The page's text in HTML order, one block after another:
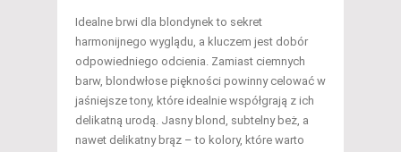
Idealne brwi dla blondynek to sekret
harmonijnego wyglądu, a kluczem jest dobór
odpowiedniego odcienia. Zamiast ciemnych
barw, blondwłose piękności powinny celować w
jaśniejsze tony, które idealnie współgrają z ich
delikatną urodą. Jasny blond, subtelny beż, a
nawet delikatny brąz – to kolory, które warto